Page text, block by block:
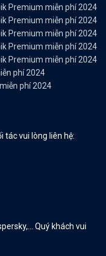
Premium miễn phí 2024
Premium miễn phí 2024
Premium miễn phí 2024
Premium miễn phí 2024
Premium miễn phí 2024
phí 2024
phí 2024
tác vui lòng liên hệ:
Quý khách vui